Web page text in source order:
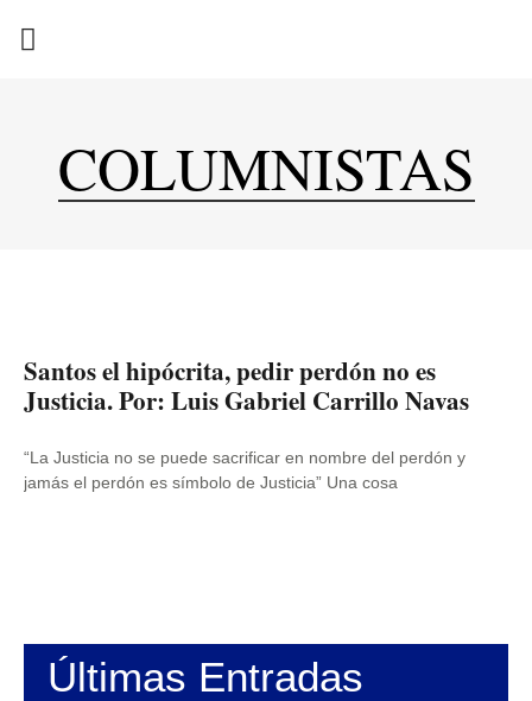
COLUMNISTAS
Santos el hipócrita, pedir perdón no es
Justicia. Por: Luis Gabriel Carrillo Navas
“La Justicia no se puede sacrificar en nombre del perdón y
jamás el perdón es símbolo de Justicia” Una cosa
Últimas Entradas